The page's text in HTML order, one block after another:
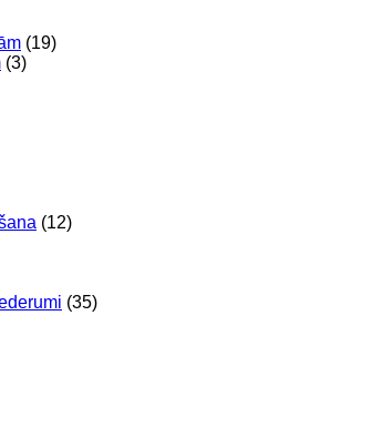
(19)
(3)
(12)
(35)